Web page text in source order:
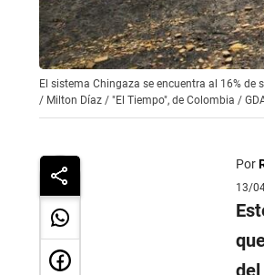
El sistema Chingaza se encuentra al 16%
/ Milton Díaz / "El Tiempo", de Colombia /
Por
13/
del